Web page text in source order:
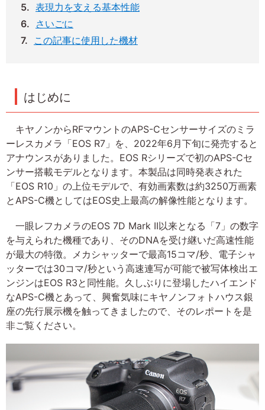
表現力を支える基本性能
さいごに
この記事に使用した機材
はじめに
キヤノンからRFマウントのAPS-Cセンサーサイズのミラ
ーレスカメラ「EOS R7」を、2022年6月下旬に発売すると
アナウンスがありました。EOS Rシリーズで初のAPS-Cセ
ンサー搭載モデルとなります。本製品は同時発表された
「EOS R10」の上位モデルで、有効画素数は約3250万画素
とAPS-C機としてはEOS史上最高の解像性能となります。
一眼レフカメラのEOS 7D Mark II以来となる「7」の数字
を与えられた機種であり、そのDNAを受け継いだ高速性能
が最大の特徴。メカシャッターで最高15コマ/秒、電子シャ
ッターでは30コマ/秒という高速連写が可能で被写体検出エ
ンジンはEOS R3と同性能。久しぶりに登場したハイエンド
なAPS-C機とあって、興奮気味にキヤノンフォトハウス銀
座の先行展示機を触ってきましたので、そのレポートを是
非ご覧ください。